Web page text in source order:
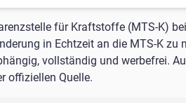
für Kraftstoffe (MTS-K)
in Echtzeit an die MTS-K zu
vollständig und werbefrei.
offiziellen Quelle.